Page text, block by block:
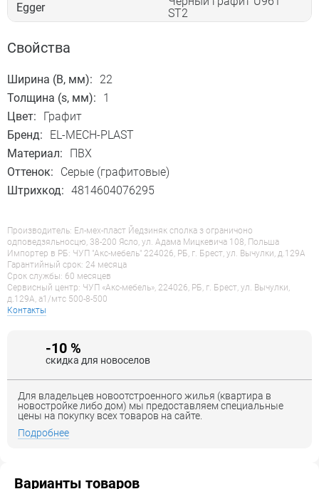
Egger
ST2
Свойства
Ширина (B, мм):
22
Толщина (s, мм):
1
Цвет:
Графит
Бренд:
EL-MECH-PLAST
Материал:
ПВХ
Оттенок:
Серые (графитовые)
Штрихкод: 4814604076295
Производитель: Ел-мех-пласт Йедзиняк сполка з ограничоно
одповедзяльносцю, 38-200 Ясло, ул. Адама Мицкевича 108, Польша
Импортер в РБ: ЧУП "Акс-мебель" 224026, РБ, г. Брест, ул. Вычулки, д.129А
Гарантийный срок: 24 месяца
Срок службы: 60 месяцев
Сервисный центр: ЧУП «Акс-мебель», 224026, РБ, г. Брест, ул. Вычулки,
д.129А, a1/мтс 500-8-500
Контакты
-10 %
скидка для новоселов
Для владельцев новоотстроенного жилья (квартира в
новостройке либо дом) мы предоставляем специальные
цены на покупку всех товаров на сайте.
Подробнее
Варианты товаров